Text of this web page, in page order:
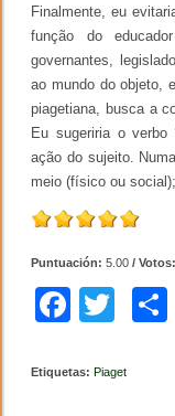
Finalmente, eu
função do
governantes,
ao mundo do objeto,
piagetiana, busca a
Eu sugeriria o verbo
ação do sujeito.
meio (físico ou
Puntuación:5.00 / Votos:
F
c
tt
Etiquetas: Piaget